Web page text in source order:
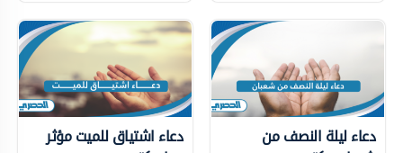
دعاء ليلة النصف من دعاء اشتياق للميت مؤثر